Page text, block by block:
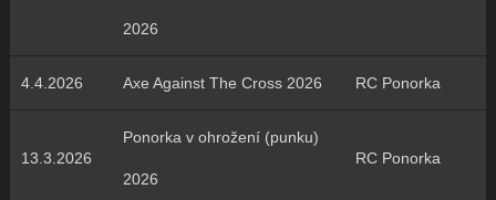
2026
4.4.2026 Axe Against The Cross 2026 RC Ponorka
13.3.2026
Ponorka v ohrožení (punku)
2026
RC Ponorka